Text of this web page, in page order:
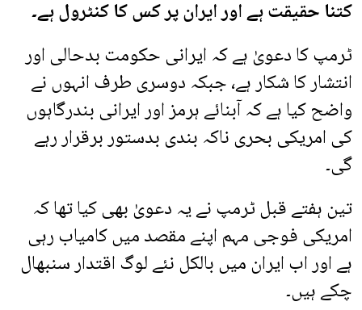
کتنا حقیقت ہے اور ایران پر کس کا کنٹرول ہے۔
ٹرمپ کا دعویٰ ہے کہ ایرانی حکومت بدحالی اور
انتشار کا شکار ہے، جبکہ دوسری طرف انہوں نے
واضح کیا ہے کہ آبنائے ہرمز اور ایرانی بندرگاہوں
کی امریکی بحری ناکہ بندی بدستور برقرار رہے
گی۔
تین ہفتے قبل ٹرمپ نے یہ دعویٰ بھی کیا تھا کہ
امریکی فوجی مہم اپنے مقصد میں کامیاب رہی
ہے اور اب ایران میں بالکل نئے لوگ اقتدار سنبھال
چکے ہیں۔